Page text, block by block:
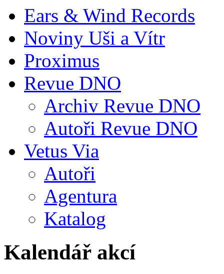
Ears & Wind Records
Noviny Uši a Vítr
Proximus
Revue DNO
Archiv Revue DNO
Autoři Revue DNO
Vetus Via
Autoři
Agentura
Katalog
Kalendář akcí